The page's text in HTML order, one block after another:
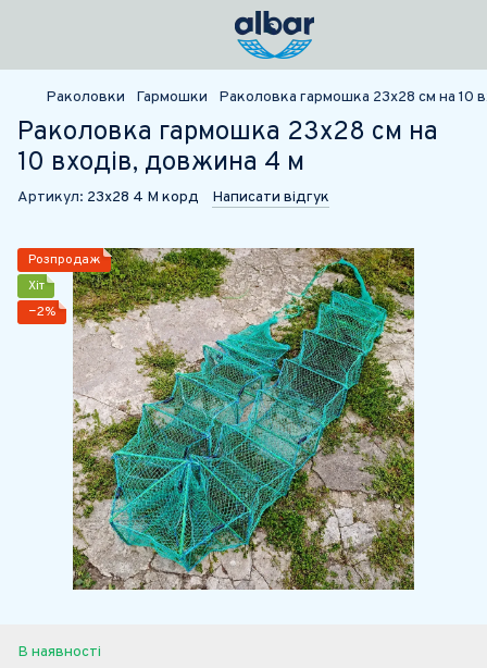
Раколовки Гармошки Раколовка гармошка 23х28 см на 10
Раколовка гармошка 23х28 см на
10 входів, довжина 4 м
Артикул: 23х28 4 М корд Написати відгук
Розпродаж
Хіт
−2%
В наявності